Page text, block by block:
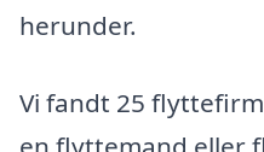
herunder.
Vi fandt 25